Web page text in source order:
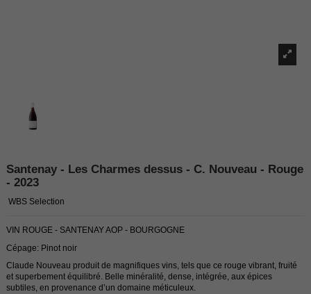
Santenay - Les Charmes dessus - C. Nouveau - Rouge
- 2023
WBS Selection
VIN ROUGE - SANTENAY AOP - BOURGOGNE
Cépage: Pinot noir
Claude Nouveau produit de magnifiques vins, tels que ce rouge vibrant, fruité
et superbement équilibré. Belle minéralité, dense, intégrée, aux épices
subtiles, en provenance d’un domaine méticuleux.